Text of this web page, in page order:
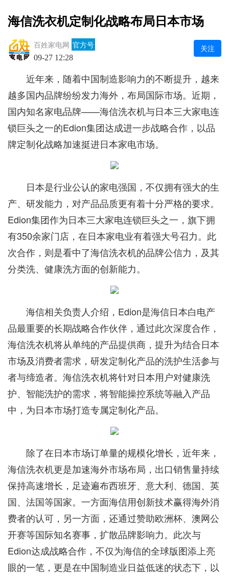
海信洗衣机定制化战略布局日本市场
百姓家电网 官方号
09-27 12:28
关注
近年来，随着中国制造影响力的不断提升，越来
越多国内品牌纷纷发力海外，布局国际市场。近期，
国内知名家电品牌——海信洗衣机与日本三大家电连
锁巨头之一的Edion集团达成进一步战略合作，以品
牌定制化战略加速挺进日本家电市场。
日本是行业公认的家电强国，不仅拥有强大的生
产、研发能力，对产品品质更有着十分严格的要求。
Edion集团作为日本三大家电连锁巨头之一，旗下拥
有350余家门店，在日本家电业有着强大号召力。此
次合作，则是看中了海信洗衣机的品牌公信力，及其
分类洗、健康洗方面的创新能力。
海信相关负责人介绍，Edion是海信日本白电产
品最重要的长期战略合作伙伴，通过此次深度合作，
海信洗衣机将从单纯的产品提供商，提升为结合日本
市场及消费者需求，研发定制化产品的洗护生活参与
者与缔造者。海信洗衣机将针对日本用户对健康洗
护、智能洗护的需求，将智能操控系统等融入产品
中，为日本市场打造专属定制化产品。
除了在日本市场订单量的规模化增长，近年来，
海信洗衣机更是加速海外市场布局，出口销售量持续
保持高速增长，足迹遍布西班牙、意大利、德国、英
国、法国等国家。一方面海信用创新技术赢得海外消
费者的认可，另一方面，还通过赞助欧洲杯、澳网公
开赛等国际知名赛事，扩散品牌影响力。此次与
Edion达成战略合作，不仅为海信的全球版图添上亮
眼的一笔，更是在中国制造业日益低迷的状态下，以